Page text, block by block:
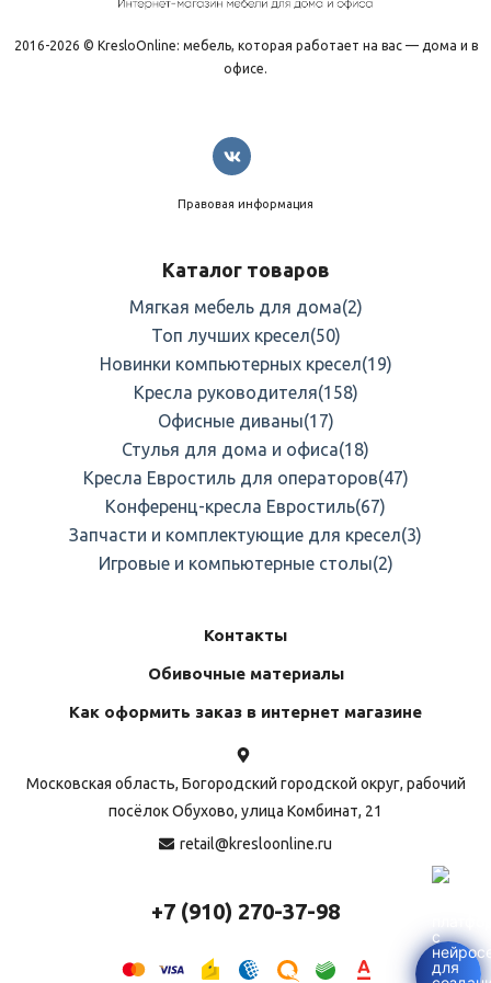
2016-2026 © KresloOnline: мебель, которая работает на вас — дома и в
офисе.
Правовая информация
Каталог товаров
Мягкая мебель для дома(2)
Топ лучших кресел(50)
Новинки компьютерных кресел(19)
Кресла руководителя(158)
Офисные диваны(17)
Стулья для дома и офиса(18)
Кресла Евростиль для операторов(47)
Конференц-кресла Евростиль(67)
Запчасти и комплектующие для кресел(3)
Игровые и компьютерные столы(2)
Контакты
Обивочные материалы
Как оформить заказ в интернет магазине
Московская область, Богородский городской округ, рабочий
посёлок Обухово, улица Комбинат, 21
retail@kresloonline.ru
+7 (910) 270-37-98